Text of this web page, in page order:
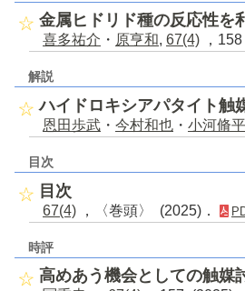
金属ヒドリド種の反応性を
喜多祐介 ・ 原亨和, 67(4) ，
解説
ハイドロキシアパタイト触
恩田歩武 ・ 今村和也 ・ 小河脩平
目次
目次
67(4) ，〈巻頭〉 (2025)．
時評
高めあう機会としての触媒